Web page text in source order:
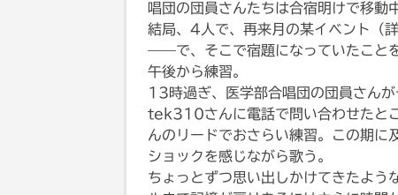
唱団の団員さんたちは合宿明けで移動
結局、4人で、再来月の某イベント（
——で、そこで宿題になっていたこと
午後から練習。
13時過ぎ、医学部合唱団の団員さん
tek310さんに電話で問い合わせたと
んのリードでおさらい練習。この期に
ショックを感じながら歌う。
ちょっとずつ思い出しかけてきたよ